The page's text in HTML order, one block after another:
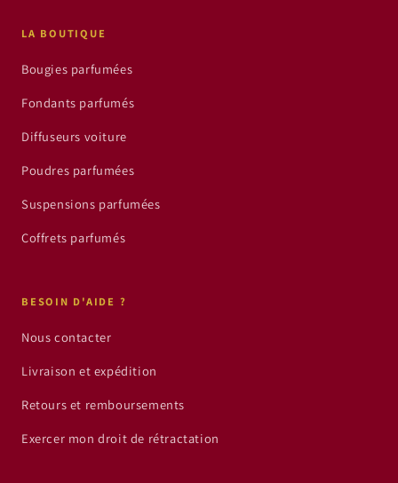
LA BOUTIQUE
Bougies parfumées
Fondants parfumés
Diffuseurs voiture
Poudres parfumées
Suspensions parfumées
Coffrets parfumés
BESOIN D'AIDE ?
Nous contacter
Livraison et expédition
Retours et remboursements
Exercer mon droit de rétractation